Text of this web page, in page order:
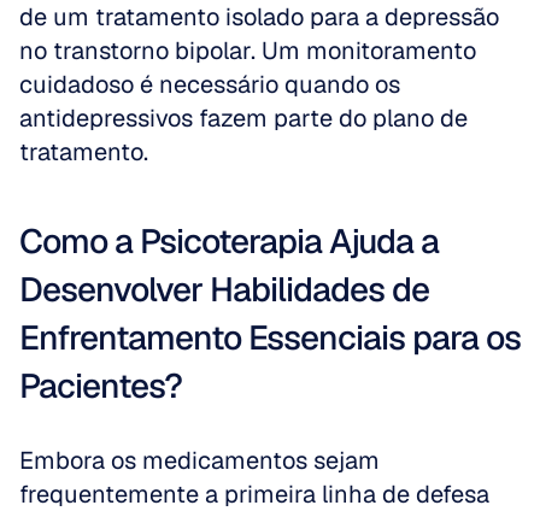
de um tratamento isolado para a depressão
no transtorno bipolar. Um monitoramento
cuidadoso é necessário quando os
antidepressivos fazem parte do plano de
tratamento.
Como a Psicoterapia Ajuda a
Desenvolver Habilidades de
Enfrentamento Essenciais para os
Pacientes?
Embora os medicamentos sejam
frequentemente a primeira linha de defesa